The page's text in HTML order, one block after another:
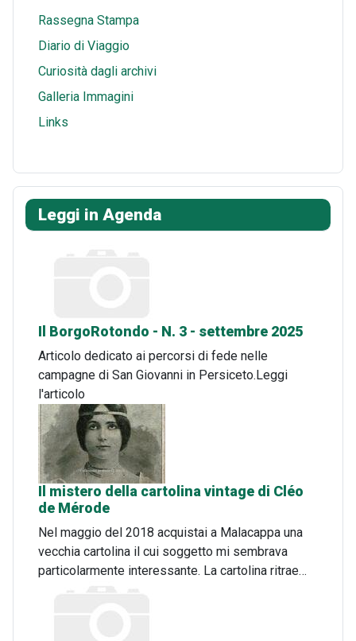
Rassegna Stampa
Diario di Viaggio
Curiosità dagli archivi
Galleria Immagini
Links
Leggi in Agenda
Il BorgoRotondo - N. 3 - settembre 2025
Articolo dedicato ai percorsi di fede nelle
campagne di San Giovanni in Persiceto.Leggi
l'articolo
Il mistero della cartolina vintage di Cléo
de Mérode
Nel maggio del 2018 acquistai a Malacappa una
vecchia cartolina il cui soggetto mi sembrava
particolarmente interessante. La cartolina ritrae…